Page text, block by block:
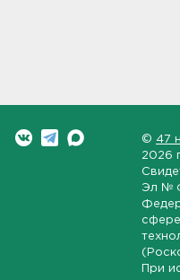
© 47
2026
Эл №
При